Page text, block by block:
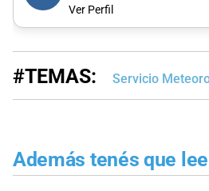
Ver Perfil
#TEMAS: Servicio
Además tenés que